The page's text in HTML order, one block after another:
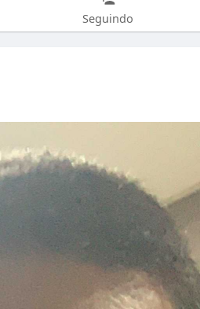
Seguindo